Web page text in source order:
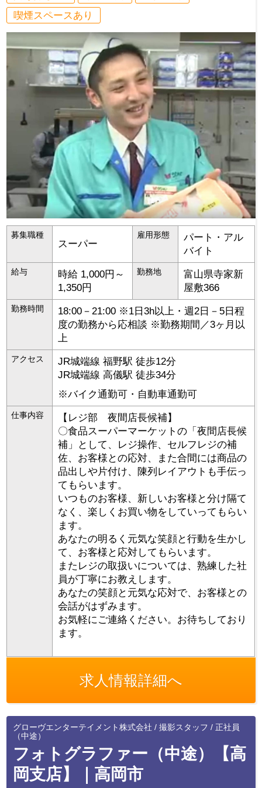
喫煙スペースあり
募集職種
スーパー
雇用形態
パート・アル
バイト
給与
時給 1,000円～
1,350円
勤務地 富山県寺家新
屋敷366
勤務時間
18:00－21:00 ※1日3h以上・週2日－5日程
度の勤務から応相談 ※勤務期間／3ヶ月以
上
アクセス
JR城端線 福野駅 徒歩12分
JR城端線 高儀駅 徒歩34分
※バイク通勤可・自動車通勤可
仕事内容
【レジ部 夜間店長候補】
〇食品スーパーマーケットの「夜間店長候
補」として、レジ操作、セルフレジの補
佐、お客様との応対、また合間には商品の
品出しや片付け、陳列レイアウトも手伝っ
てもらいます。
いつものお客様、新しいお客様と分け隔て
なく、楽しくお買い物をしていってもらい
ます。
あなたの明るく元気な笑顔と行動を生かし
て、お客様と応対してもらいます。
またレジの取扱いについては、熟練した社
員が丁寧にお教えします。
あなたの笑顔と元気な応対で、お客様との
会話がはずみます。
お気軽にご連絡ください。お待ちしており
ます。
求人情報詳細へ
グローヴエンターテイメント株式会社 / 撮影スタッフ / 正社員
（中途）
フォトグラファー（中途）【高
岡支店】｜高岡市